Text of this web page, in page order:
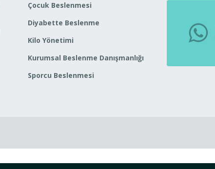
Çocuk Beslenmesi
Diyabette Beslenme
Kilo Yönetimi
Kurumsal Beslenme Danışmanlığı
Sporcu Beslenmesi